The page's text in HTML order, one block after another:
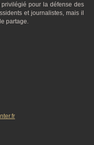
pour la défense des
et journalistes, mais il
partage.